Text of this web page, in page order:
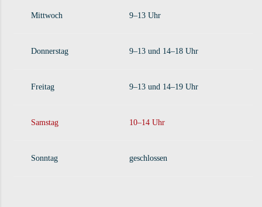
Mittwoch 9–13 Uhr
Donnerstag 9–13 und 14–18 Uhr
Freitag 9–13 und 14–19 Uhr
Samstag 10–14 Uhr
Sonntag geschlossen